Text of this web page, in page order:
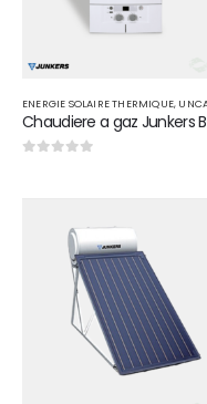
ENERGIE SOLAIRE THERMIQUE,